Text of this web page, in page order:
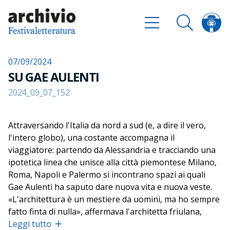
07/09/2024
SU GAE AULENTI
2024_09_07_152
Attraversando l'Italia da nord a sud (e, a dire il vero,
l'intero globo), una costante accompagna il
viaggiatore: partendo da Alessandria e tracciando una
ipotetica linea che unisce alla città piemontese Milano,
Roma, Napoli e Palermo si incontrano spazi ai quali
Gae Aulenti ha saputo dare nuova vita e nuova veste.
«L'architettura è un mestiere da uomini, ma ho sempre
fatto finta di nulla», affermava l'architetta friulana,
laureatasi al Politecnico nel 1953 e subito capace di
Leggi tutto